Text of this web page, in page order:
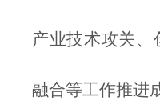
产业技术攻关、
融合等工作推进